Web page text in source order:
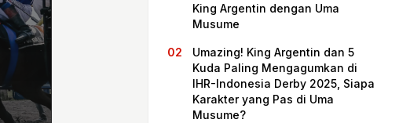
King Argentin dengan Uma
Musume
Umazing! King Argentin dan 5
Kuda Paling Mengagumkan di
IHR-Indonesia Derby 2025, Siapa
Karakter yang Pas di Uma
Musume?